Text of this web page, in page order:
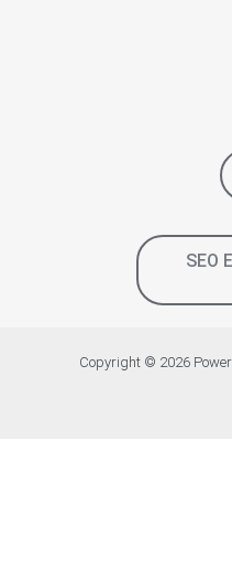
SEO
Copyright © 2026